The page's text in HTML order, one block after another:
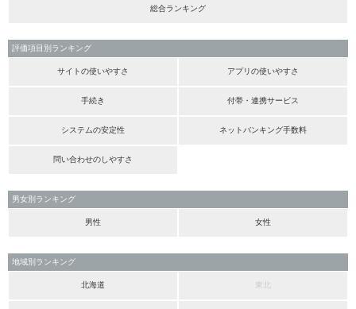
総合ランキング
評価項目別ランキング
サイトの使いやすさ アプリの使いやすさ
手続き 付帯・連携サービス
システムの安定性 ネットバンキング手数料
問い合わせのしやすさ
男女別ランキング
男性 女性
地域別ランキング
北海道 東北